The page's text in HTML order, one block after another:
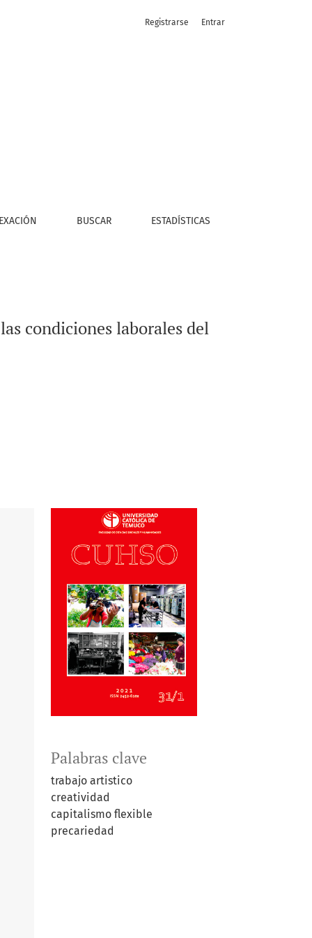
cultural de Santiago de Chile
BUSCAR ESTADÍSTICAS
Registrarse Entrar
condiciones laborales del
Palabras clave
trabajo artistico
creatividad
capitalismo flexible
precariedad